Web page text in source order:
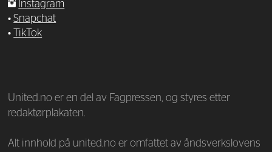
Instagram
•Snapchat
•
TikTok
United.no er en del av Fagpressen, og styres etter
redaktørplakaten.
Alt innhold på united.no er omfattet av åndsverkslovens